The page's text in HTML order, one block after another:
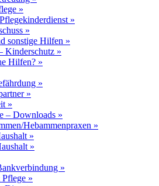
»
»
»
sonstige Hilfen »
Kinderschutz »
Hilfen? »
»
»
»
– Downloads »
Hebammenpraxen »
»
»
»
»